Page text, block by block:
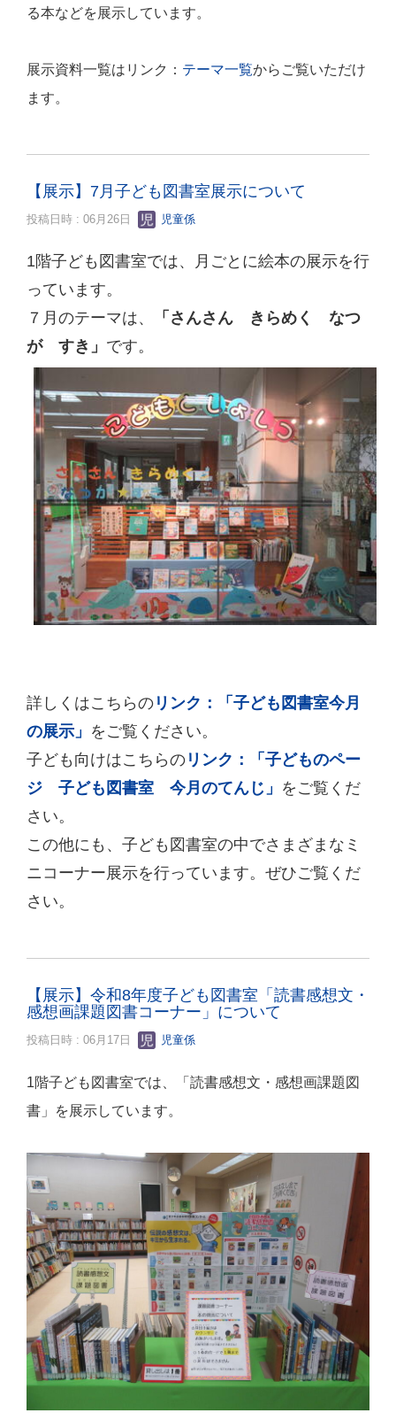
る本などを展示しています。
展示資料一覧はリンク： テーマ一覧からご覧いただけ
ます。
【展示】7月子ども図書室展示について
投稿日時 : 06月26日 児童係
1階子ども図書室では、月ごとに絵本の展示を行
っています。
７月のテーマは、
「さんさん きらめく なつ
が すき」 です。
詳しくはこちらの リンク：「子ども図書室今月
の展示」 をご覧ください。
子ども向けはこちらの リンク：「子どものペー
ジ 子ども図書室 今月のてんじ」 をご覧くだ
さい。
この他にも、子ども図書室の中でさまざまなミ
ニコーナー展示を行っています。ぜひご覧くだ
さい。
【展示】令和8年度子ども図書室「読書感想文・
感想画課題図書コーナー」について
投稿日時 : 06月17日 児童係
1階子ども図書室では、「読書感想文・感想画課題図
書」を展示しています。